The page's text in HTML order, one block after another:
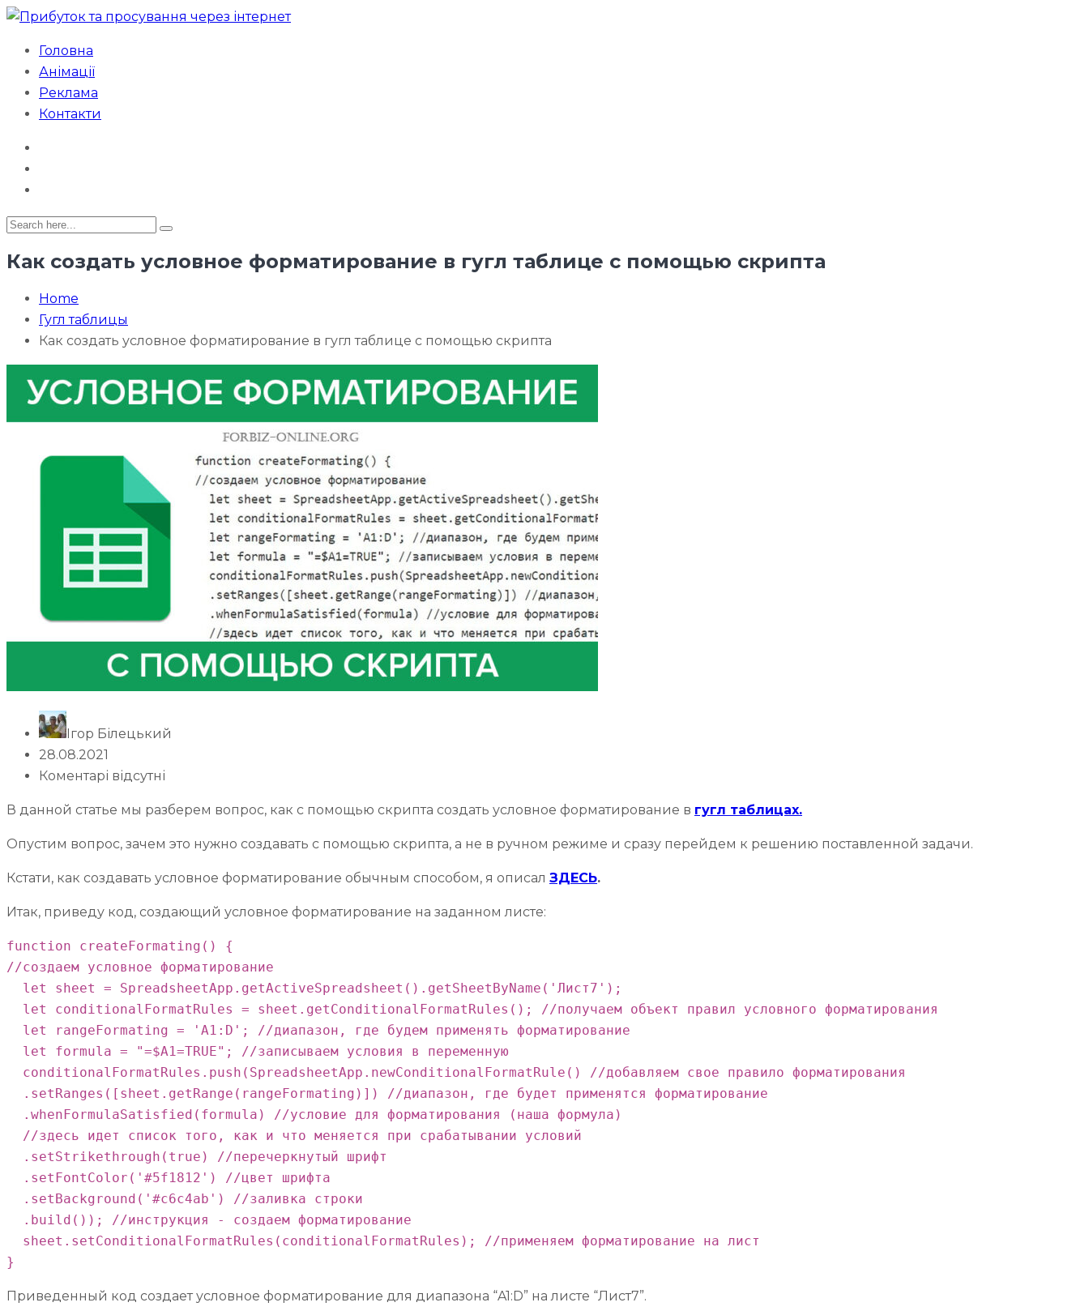
Головна
Анімації
Реклама
Контакти
Как создать условное форматирование в гугл таблице с помощью скрипта
Home
Гугл таблицы
Как создать условное форматирование в гугл таблице с помощью скрипта
Ігор Білецький
28.08.2021
Коментарі відсутні
В данной статье мы разберем вопрос, как с помощью скрипта создать условное форматирование в гугл таблицах.
Опустим вопрос, зачем это нужно создавать с помощью скрипта, а не в ручном режиме и сразу перейдем к решению поставленной задачи.
Кстати, как создавать условное форматирование обычным способом, я описал ЗДЕСЬ.
Итак, приведу код, создающий условное форматирование на заданном листе:
function createFormating() {
//создаем условное форматирование
  let sheet = SpreadsheetApp.getActiveSpreadsheet().getSheetByName('Лист7');
  let conditionalFormatRules = sheet.getConditionalFormatRules(); //получаем объект правил условного форматирования
  let rangeFormating = 'A1:D'; //диапазон, где будем применять форматирование
  let formula = "=$A1=TRUE"; //записываем условия в переменную
  conditionalFormatRules.push(SpreadsheetApp.newConditionalFormatRule() //добавляем свое правило форматирования
  .setRanges([sheet.getRange(rangeFormating)]) //диапазон, где будет применятся форматирование
  .whenFormulaSatisfied(formula) //условие для форматирования (наша формула)
  //здесь идет список того, как и что меняется при срабатывании условий
  .setStrikethrough(true) //перечеркнутый шрифт
  .setFontColor('#5f1812') //цвет шрифта
  .setBackground('#c6c4ab') //заливка строки
  .build()); //инструкция - создаем форматирование
  sheet.setConditionalFormatRules(conditionalFormatRules); //применяем форматирование на лист
}
Приведенный код создает условное форматирование для диапазона “A1:D” на листе “Лист7”.